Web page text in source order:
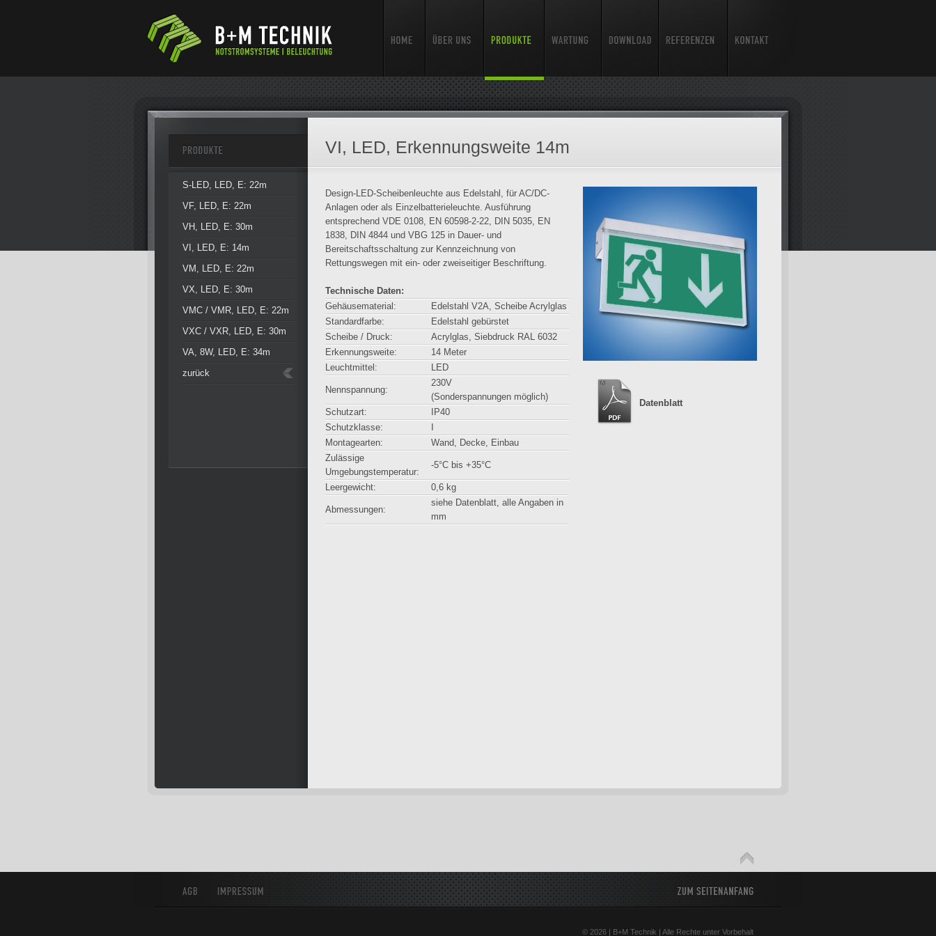
VI, LED, Erkennungsweite 14m
Design-LED-Scheibenleuchte aus Edelstahl, für AC/DC-
Anlagen oder als Einzelbatterieleuchte. Ausführung
entsprechend VDE 0108, EN 60598-2-22, DIN 5035, EN
1838, DIN 4844 und VBG 125 in Dauer- und
Bereitschaftsschaltung zur Kennzeichnung von
Rettungswegen mit ein- oder zweiseitiger Beschriftung.
Technische Daten:
Gehäusematerial:
Edelstahl V2A, Scheibe Acrylglas
Standardfarbe:
Edelstahl gebürstet
Scheibe / Druck:
Acrylglas, Siebdruck RAL 6032
Erkennungsweite:
14 Meter
Leuchtmittel:
LED
Nennspannung:
230V
(Sonderspannungen möglich)
Schutzart:
IP40
Schutzklasse:
Montagearten:
Wand, Decke, Einbau
Zulässige
Umgebungstemperatur:
-5°C bis +35°C
Leergewicht: 0,6 kg
Abmessungen:
siehe Datenblatt, alle Angaben in
mm
Datenblatt
S-LED, LED, E: 22m
VF, LED, E: 22m
VH, LED, E: 30m
VI, LED, E: 14m
VM, LED, E: 22m
VX, LED, E: 30m
VMC / VMR, LED, E: 22m
VXC / VXR, LED, E: 30m
VA, 8W, LED, E: 34m
zurück
© 2026 | B+M Technik | Alle Rechte unter Vorbehalt